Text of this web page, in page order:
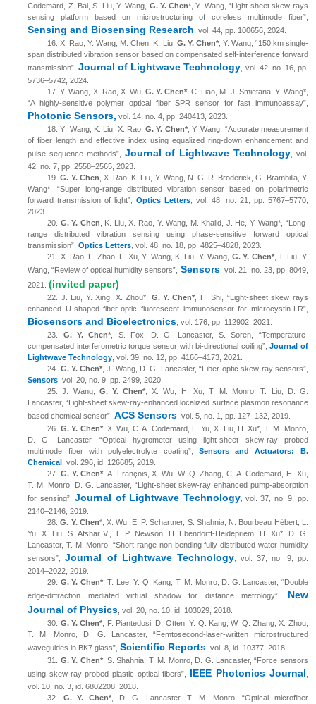
Codemard, Z. Bai, S. Liu, Y. Wang, G. Y. Chen*, Y. Wang, “Light-sheet skew rays
sensing platform based on microstructuring of coreless multimode fiber”,
Sensing and Biosensing Research , vol. 44, pp. 100656, 2024.
16.X. Rao, Y. Wang, M. Chen, K. Liu, G. Y. Chen*, Y. Wang, “150 km single-
span distributed vibration sensor based on compensated self-interference forward
transmission”,Journal of Lightwave Technology vol. 42, no. 16, pp.
5736–5742 , 2024.
17.Y. Wang, X. Rao, X. Wu, G. Y. Chen* , C. Liao, M. J. Smietana, Y. Wang*,
“A highly-sensitive polymer optical fiber SPR sensor for fast immunoassay”,
Photonic Sensors, vol. 14 , no.4 , pp.240413 , 2023.
18.Y Wang, K. Liu, X. Rao,G. Y. Chen*, Y. Wang, “Accurate measurement
of fiber length and effective index using equalized ring-down enhancement and
pulse sequence methods”, Journal of Lightwave Technology , vol.
42 ,no.7 , pp. 2558–2565 , 2023.
19.G. Y. Chen , X. Rao, K. Liu, Y. Wang, N. G. R. Broderick, G. Brambilla, Y.
Wang*, “Super long-range distributed vibration sensor based on polarimetric
forward transmission of light”,
Optics Letters , vol. 48, no. 21, pp. 5767–5770,
2023.
20. G. Y. Chen , K. Liu, X. Rao, Y. Wang, M. Khalid, J. He, Y. Wang*, “Long-
range distributed vibration sensing using phase-sensitive forward optical
transmission”, Optics Letters , vol. 48, no. 18, pp. 4825–4828, 2023.
21. X. Rao, L. Zhao, L. Xu, Y. Wang, K. Liu, Y. Wang, G. Y. Chen*, T. Liu, Y.
Wang, “Review of optical humidity sensors”, Sensors, vol. 21, no. 23, pp. 8049,
2021.(invited paper)
22. J. Liu, Y. Xing, X. Zhou*, G. Y. Chen* , H. Shi, “Light-sheet skew rays
enhanced U-shaped fiber-optic fluorescent immunosensor for microcystin-LR”,
Biosensors and Bioelectronics , vol. 176, pp. 112902, 2021
23. G. Y. Chen* , S. Fox, D. G. Lancaster, S. Soren, “Temperature-
compensated interferometric torque sensor with bi-directional coiling”,Journal of
Lightwave Technology , vol.39 , no. 12 , pp.4166–4173 , 2021.
24. G. Y. Chen* , J. Wang, D. G. Lancaster, “Fiber-optic skew ray sensors”,
Sensors , vol.20 , no.9 , pp.2499 ,2020
25.J. Wang, G. Y. Chen* , X. Wu, H. Xu, T. M. Monro, T. Liu, D. G.
Lancaster, “Light-sheet skew-ray-enhanced localized surface plasmon resonance
based chemical sensor”,ACS Sensors ,vol. 5, no. 1, pp. 127–132 , 2019.
26. G. Y. Chen*, X. Wu, C. A. Codemard, L. Yu, X. Liu, H. Xu*, T. M. Monro,
D. G. Lancaster, “Optical hygrometer using light-sheet skew-ray probed
multimode fiber with polyelectrolyte coating”,
Sensorsand Actuators: B.
Chemical ,vol. 296, id. 126685 , 2019
27. G. Y. Chen* , A. François, X. Wu, W. Q. Zhang, C. A. Codemard, H. Xu,
T. M. Monro, D. G. Lancaster, “Light-sheet skew-ray enhanced pump-absorption
for sensing”,Journal of Lightwave Technology, vol. 37, no. 9, pp.
2140–2146, 2019.
28.G. Y. Chen*, X. Wu, E. P. Schartner, S. Shahnia, N. Bourbeau Hébert, L.
Yu, X. Liu, S. Afshar V., T. P. Newson, H. Ebendorff-Heidepriem, H. Xu*, D. G.
Lancaster, T. M. Monro, “Short-range non-bending fully distributed water-humidity
sensors”,Journal of Lightwave Technology, vol. 37, no. 9, pp.
2014–2022, 2019.
29. G. Y. Chen*, T. Lee, Y. Q. Kang, T. M. Monro, D. G. Lancaster, “Double
edge-diffraction mediated virtual shadow for distance metrology”,
New
Journal of Physics , vol. 20, no. 10, id. 103029, 2018.
30. G. Y. Chen* , F. Piantedosi, D. Otten, Y. Q. Kang, W. Q. Zhang, X. Zhou,
T. M. Monro, D. G. Lancaster, “Femtosecond-laser-written microstructured
waveguides in BK7 glass”,Scientific Reports , vol. 8, id. 10377, 2018.
31. G. Y. Chen*, S. Shahnia, T. M. Monro, D. G. Lancaster, “Force sensors
using skew-ray-probed plastic optical fibers”, IEEE Photonics Journal
vol. 10, no. 3, id. 6802208, 2018.
32. G. Y. Chen* , D. G. Lancaster, T. M. Monro, “Optical microfiber